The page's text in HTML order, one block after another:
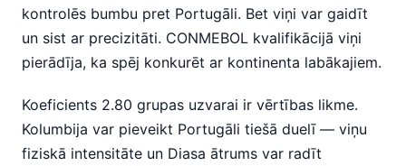
kontrolēs bumbu pret Portugāli. Bet viņi var gaidīt
un sist ar precizitāti. CONMEBOL kvalifikācijā viņi
pierādīja, ka spēj konkurēt ar kontinenta labākajiem.
Koeficients 2.80 grupas uzvarai ir vērtības likme.
Kolumbija var pieveikt Portugāli tiešā duelī — viņu
fiziskā intensitāte un Diasa ātrums var radīt